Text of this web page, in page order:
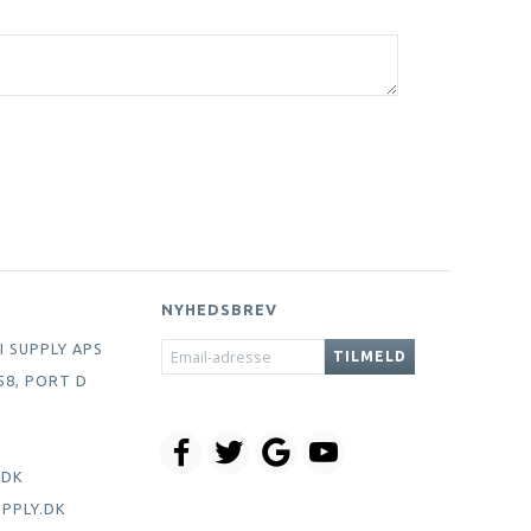
SUPPLY APS
PORT D
NYHEDSBREV
EMAIL-
ADRESSE
TILMELD